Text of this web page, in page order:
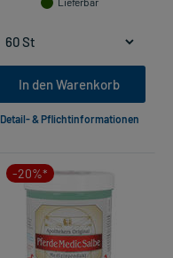
In den Warenkorb
Detail- & Pflichtinformationen
-20%*